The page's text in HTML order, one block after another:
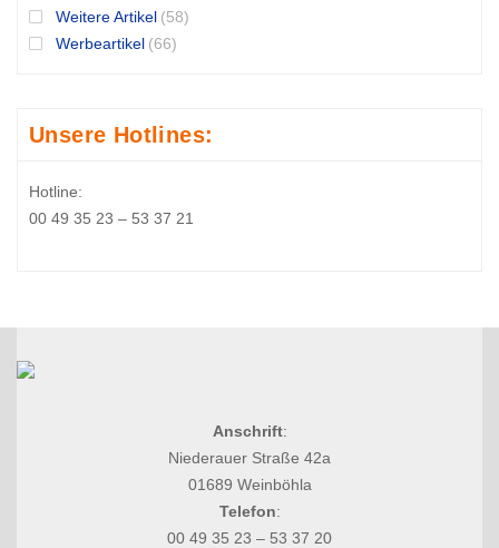
Weitere Artikel (58)
Werbeartikel (66)
Unsere Hotlines:
Hotline:
00 49 35 23 – 53 37 21
Anschrift:
Niederauer Straße 42a
01689 Weinböhla
Telefon:
00 49 35 23 – 53 37 20